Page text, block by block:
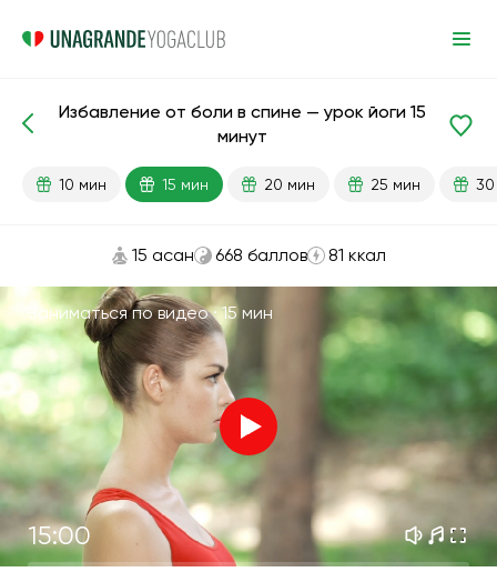
Спорт Спина
Избавление от боли в спине — урок йоги 15
минут
10 мин 15 мин 20 мин 25 мин
15 асан 668 баллов 81 ккал
Заниматься по видео ·15 мин
15:00